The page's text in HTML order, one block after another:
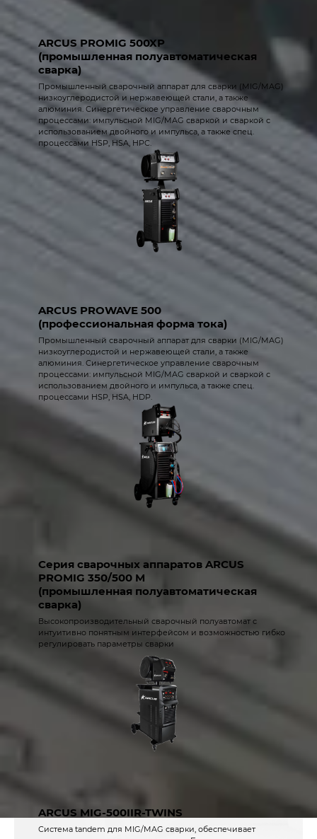
ARCUS PROMIG 500XP
(промышленная полуавтоматическая
сварка)
Промышленный сварочный аппарат для сварки (MIG/MAG)
низкоуглеродистой и нержавеющей стали, а также
алюминия. Синергетическое управление сварочным
процессами: импульсной MIG/MAG сваркой и сваркой с
использованием двойного и импульса, а также спец.
процессами HSP, HSA, HPC.
ARCUS PROWAVE 500
(профессиональная форма тока)
Промышленный сварочный аппарат для сварки (MIG/MAG)
низкоуглеродистой и нержавеющей стали, а также
алюминия. Синергетическое управление сварочным
процессами: импульсной MIG/MAG сваркой и сваркой с
использованием двойного и импульса, а также спец.
процессами HSP, HSA, HDP.
Серия сварочных аппаратов ARCUS
PROMIG 350/500 M
(промышленная полуавтоматическая
сварка)
Высокопроизводительный сварочный полуавтомат с
интуитивно понятным интерфейсом и возможностью гибко
регулировать параметры сварки
ARCUS MIG-500IIR-TWINS
Система tandem для MIG/MAG сварки, обеспечивает